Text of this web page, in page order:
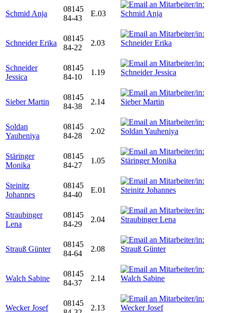
Schmid Anja
08145
84-43
E.03
Schneider Erika
08145
84-22
2.03
Schneider
Jessica
08145
84-10
1.19
Sieber Martin
08145
84-38
2.14
Soldan
Yauheniya
08145
84-28
2.02
Stäringer
Monika
08145
84-27
1.05
Steinitz
Johannes
08145
84-40
E.01
Straubinger
Lena
08145
84-29
2.04
Strauß Günter
08145
84-64
2.08
Walch Sabine
08145
84-37
2.14
Wecker Josef
08145
2.13